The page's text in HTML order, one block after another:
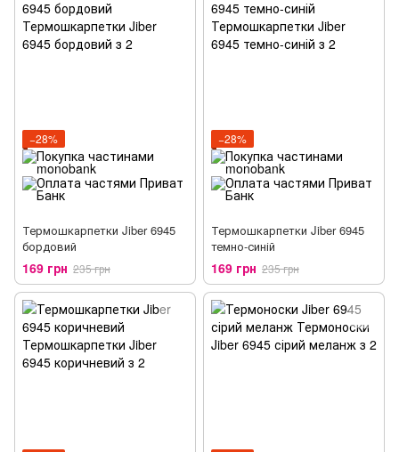
−28%
Термошкарпетки Jiber 6945
бордовий
169 грн 235 грн
−28%
Термошкарпетки Jiber 6945
темно-синій
169 грн 235 грн